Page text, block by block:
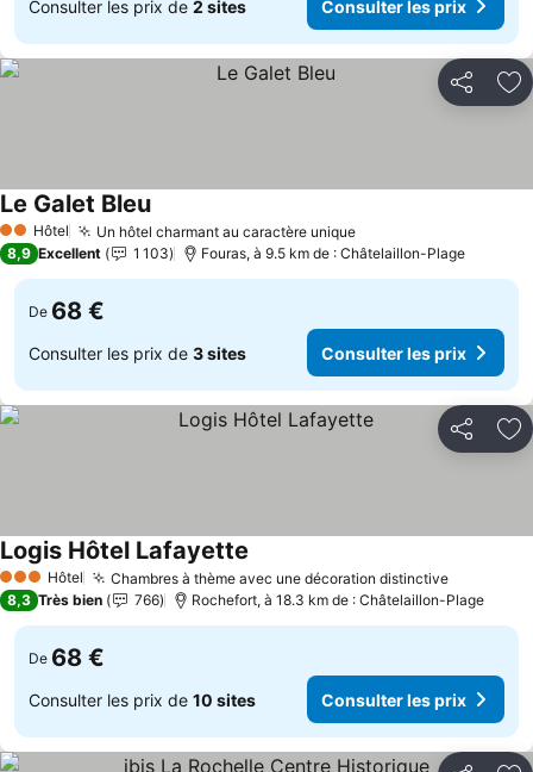
Consulter les prix de 2 sites Consulter les prix
Partager
2 Étoiles
Hôtel Un hôtel charmant au caractère unique
Le Galet Bleu
8,9 Excellent 1 103 Fouras, à 9.5 km de : Châtelaillon-Plage
De 68 €
Consulter les prix de 3 sites Consulter les prix
Partager
3 ÉtoilesHôtel Chambres à thème avec une décoration distinctive
Logis Hôtel Lafayette
8,3 Très bien 766 Rochefort, à 18.3 km de : Châtelaillon-Plage
De 68 €
Consulter les prix de 10 sites Consulter les prix